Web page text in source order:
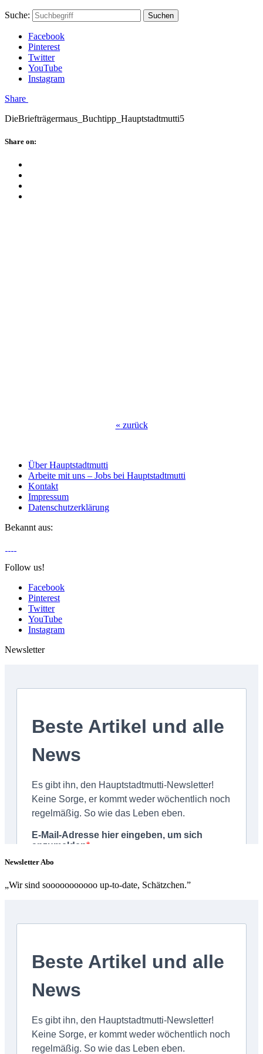
Skip
content
Hauptstadtmutti
Schließen
Search
Schließen
Suche: Suchen
Facebook
Pinterest
Twitter
YouTube
Instagram
Menü
Share
DieBriefträgermaus_Buchtipp_Hauptstadtmutti5
Schließen
Share on:
« zurück
Über Hauptstadtmutti
Arbeite mit uns – Jobs bei Hauptstadtmutti
Kontakt
Impressum
Datenschutzerklärung
Bekannt aus:
Follow us!
Facebook
Pinterest
Twitter
YouTube
Instagram
Newsletter
Newsletter Abo
„Wir sind sooooooooooo up-to-date, Schätzchen.”